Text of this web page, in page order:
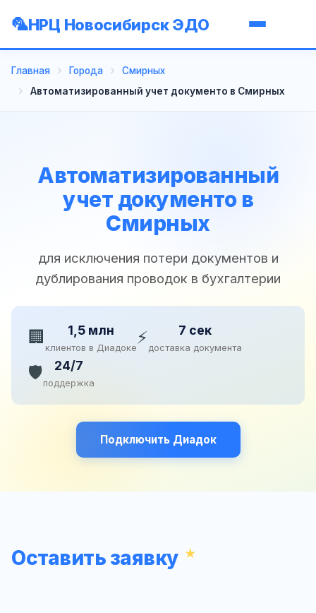
НРЦ Новосибирск ЭДО
Главная Города
Смирных
Автоматизированный учет документо в Смирных
Автоматизированный
учет документо в
Смирных
для исключения потери документов и
дублирования проводок в бухгалтерии
🏢 1,5 млн
клиентов в Диадоке⚡ 7 сек
доставка документа
🛡️ 24/7
поддержка
Подключить Диадок
Оставить заявку